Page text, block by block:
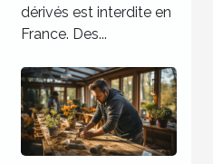
dérivés est interdite en
France. Des...